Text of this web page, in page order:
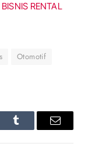
RENTAL
Otomotif
Tumblr Email